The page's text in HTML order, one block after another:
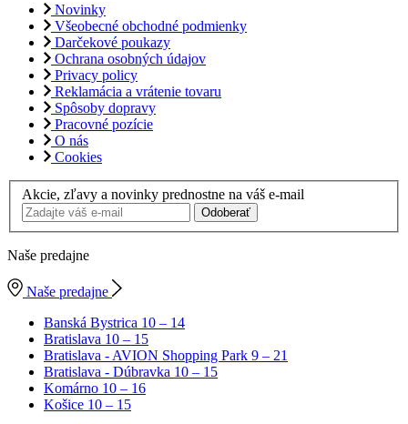
Novinky
Všeobecné obchodné podmienky
Darčekové poukazy
Ochrana osobných údajov
Privacy policy
Reklamácia a vrátenie tovaru
Spôsoby dopravy
Pracovné pozície
O nás
Cookies
Akcie, zľavy a novinky prednostne na váš e-mail
Odoberať
Naše predajne
Naše predajne
Banská Bystrica 10 – 14
Bratislava 10 – 15
Bratislava - AVION Shopping Park 9 – 21
Bratislava - Dúbravka 10 – 15
Komárno 10 – 16
Košice 10 – 15